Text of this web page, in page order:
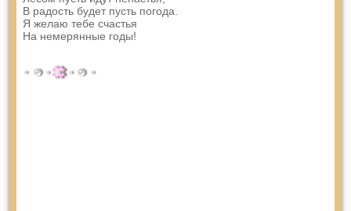
В радость будет пусть погода.
Я желаю тебе счастья
На немерянные годы!